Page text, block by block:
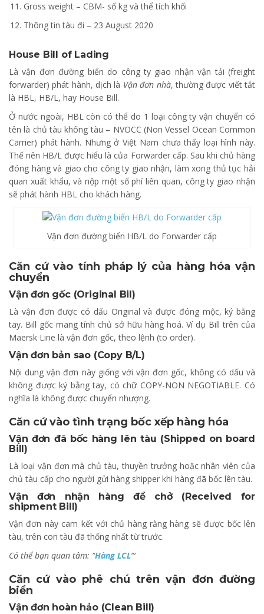
Gross weight – CBM- số kg và thể tích khối
Thông tin tàu đi – 23 August 2020
House Bill of Lading
Là vận đơn đường biển do công ty giao nhận vận tải (freight
forwarder) phát hành, dịch là Vận đơn nhà, thường được viết tắt
là HBL, HB/L, hay House Bill.
Ở nước ngoài, HBL còn có thể do 1 loại công ty vận chuyển có
tên là chủ tàu không tàu – NVOCC (Non Vessel Ocean Common
Carrier) phát hành. Nhưng ở Việt Nam chưa thấy loại hình này.
Thế nên HB/L được hiểu là của Forwarder cấp. Sau khi chủ hàng
đóng hàng và giao cho công ty giao nhận, làm xong thủ tục hải
quan xuất khẩu, và nộp một số phí liên quan, công ty giao nhận
sẽ phát hành HBL cho khách hàng.
Vận đơn đường biển HB/L do Forwarder cấp
Căn cứ vào tính pháp lý của hàng hóa vận
chuyển
Vận đơn gốc (Original Bil)
Là vận đơn được có dấu Original và được đóng mộc, ký bằng
tay. Bill gốc mang tính chủ sở hữu hàng hoá. Ví dụ Bill trên của
Maersk Line là vận đơn gốc, theo lệnh (to order).
Vận đơn bản sao (Copy B/L)
Nội dung vận đơn này giống với vận đơn gốc, không có dấu và
không được ký bằng tay, có chữ COPY-NON NEGOTIABLE. Có
nghĩa là không được chuyển nhượng.
Căn cứ vào tình trạng bốc xếp hàng hóa
Vận đơn đã bốc hàng lên tàu (Shipped on board
Bill)
Là loại vận đơn mà chủ tàu, thuyền trưởng hoặc nhân viên của
chủ tàu cấp cho người gửi hàng shipper khi hàng đã bốc lên tàu.
Vận đơn nhận hàng để chở (Received for
shipment Bill)
Vận đơn này cam kết với chủ hàng rằng hàng sẽ được bốc lên
tàu, trên con tàu đã thống nhất từ trước.
Có thể bạn quan tâm: “Hàng LCL“‘
Căn cứ vào phê chú trên vận đơn đường
biển
Vận đơn hoàn hảo (Clean Bill)